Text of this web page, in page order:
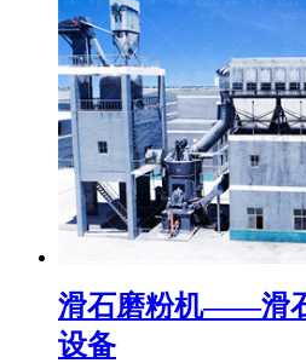
滑石磨粉机——滑
设备